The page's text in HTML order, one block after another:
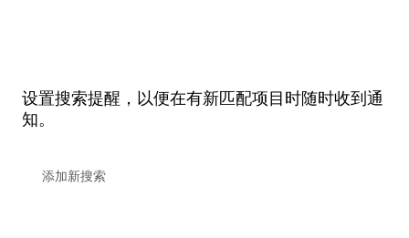
设置搜索提醒，以便在有新匹配项目时随时收到通
知。